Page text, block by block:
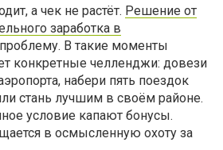
а чек не растёт. Решение от
заработка в
В такие моменты
конкретные челленджи: довези
набери пять поездок
стань лучшим в своём районе.
условие капают бонусы.
в осмысленную охоту за